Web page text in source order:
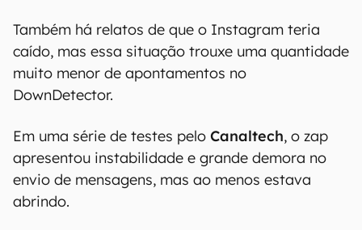
Também há relatos de que o Instagram teria
caído, mas essa situação trouxe uma quantidade
muito menor de apontamentos no
DownDetector.
Em uma série de testes pelo Canaltech, o zap
apresentou instabilidade e grande demora no
envio de mensagens, mas ao menos estava
abrindo.